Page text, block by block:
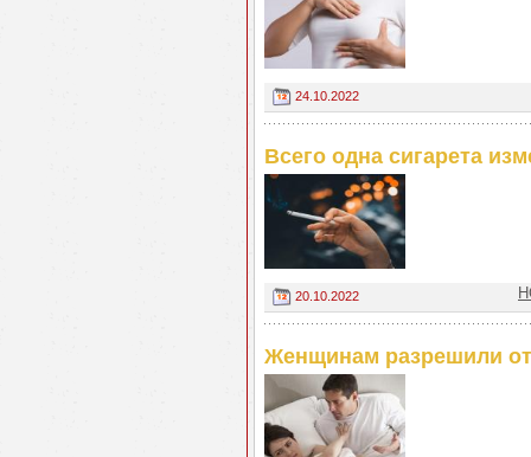
24.10.2022
Всего одна сигарета
20.10.2022
Женщинам разрешили